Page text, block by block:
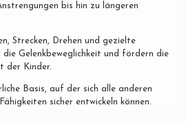
bis hin zu längeren
Strecken, Drehen und gezielte
die Gelenkbeweglichkeit und fördern die
der Kinder.
Basis, auf der sich alle anderen
sicher entwickeln können.